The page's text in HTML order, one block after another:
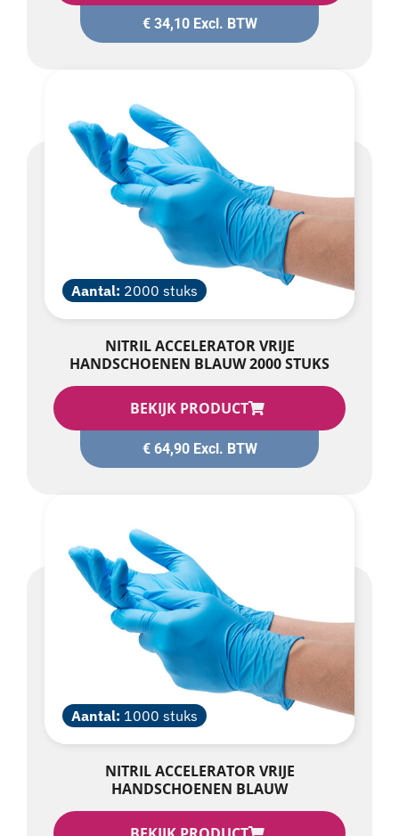
€34,10Excl. BTW
Aantal: 2000 stuks
NITRIL ACCELERATOR VRIJE
HANDSCHOENEN BLAUW 2000 STUKS
BEKIJK PRODUCT
€64,90Excl. BTW
Aantal: 1000 stuks
NITRIL ACCELERATOR VRIJE
HANDSCHOENEN BLAUW